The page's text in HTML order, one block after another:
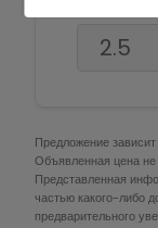
Предложение
Объявленная цена не
Представленная
частью какого-либо
предварительного